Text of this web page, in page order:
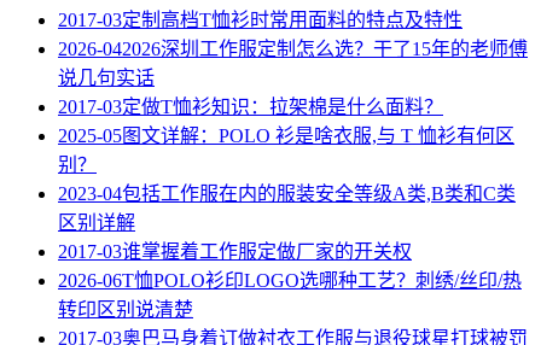
2017-03定制高档T恤衫时常用面料的特点及特性
2026-042026深圳工作服定制怎么选？干了15年的老师傅
说几句实话
2017-03定做T恤衫知识：拉架棉是什么面料？
2025-05图文详解：POLO 衫是啥衣服,与 T 恤衫有何区
别？
2023-04包括工作服在内的服装安全等级A类,B类和C类
区别详解
2017-03谁掌握着工作服定做厂家的开关权
2026-06T恤POLO衫印LOGO选哪种工艺？刺绣/丝印/热
转印区别说清楚
2017-03奥巴马身着订做衬衣工作服与退役球星打球被罚